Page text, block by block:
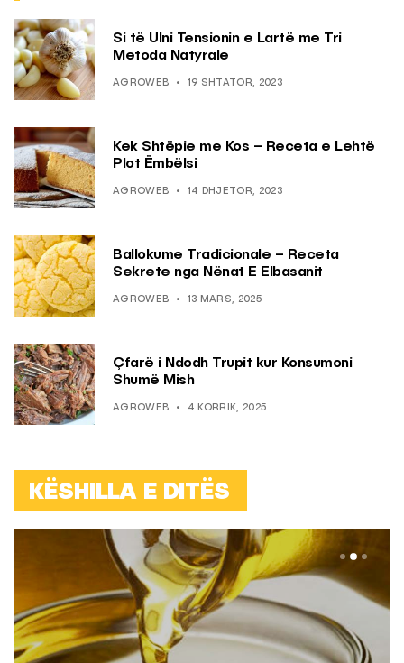
Si të Ulni Tensionin e Lartë me Tri
Metoda Natyrale
AGROWEB 19 SHTATOR, 2023
Kek Shtëpie me Kos – Receta e Lehtë
Plot Ëmbëlsi
AGROWEB 14 DHJETOR, 2023
Ballokume Tradicionale – Receta
Sekrete nga Nënat E Elbasanit
AGROWEB 13 MARS, 2025
Çfarë i Ndodh Trupit kur Konsumoni
Shumë Mish
AGROWEB 4 KORRIK, 2025
KËSHILLA E DITËS